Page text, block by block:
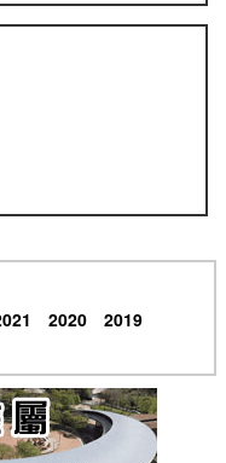
2020
2019